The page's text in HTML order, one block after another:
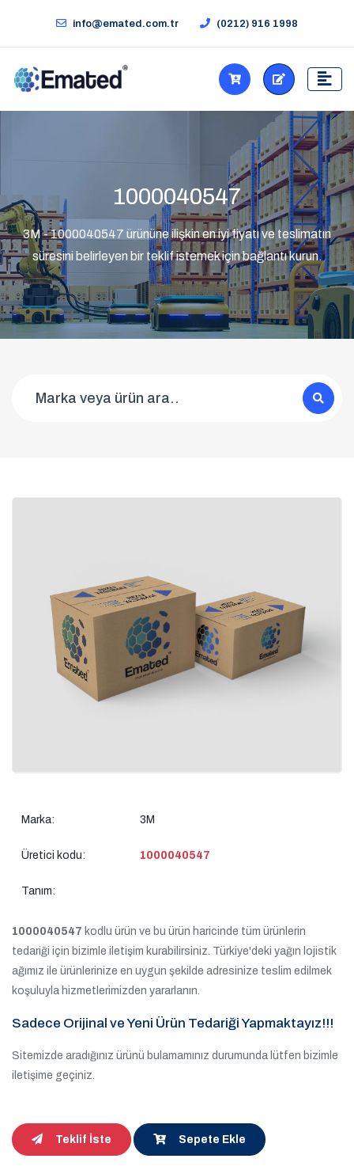
info@emated.com.tr (0212) 916 1998
1000040547
3M - 1000040547 ürününe ilişkin en iyi fiyatı ve teslimatın
süresini belirleyen bir teklif istemek için bağlantı kurun.
Marka: 3M
Üretici kodu: 1000040547
Tanım:
1000040547 kodlu ürün ve bu ürün haricinde tüm ürünlerin
tedariği için bizimle iletişim kurabilirsiniz. Türkiye'deki yağın lojistik
ağımız ile ürünlerinize en uygun şekilde adresinize teslim edilmek
koşuluyla hizmetlerimizden yararlanın.
Sadece Orijinal ve Yeni Ürün Tedariği Yapmaktayız!!!
Sitemizde aradığınız ürünü bulamamınız durumunda lütfen bizimle
iletişime geçiniz.
Teklif İste Sepete Ekle